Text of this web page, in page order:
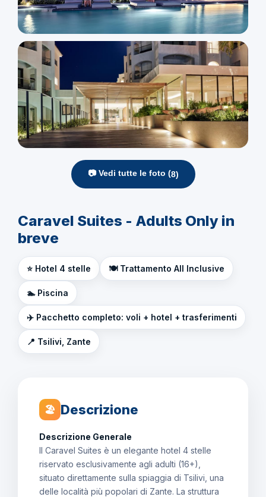
📷 Vedi tutte le foto (8)
Caravel Suites - Adults Only in
breve
⭐ Hotel 4 stelle 🍽️ Trattamento All Inclusive
🏊 Piscina
✈️ Pacchetto completo: voli + hotel + trasferimenti
📍 Tsilivi, Zante
🏖 Descrizione
Descrizione Generale
Il Caravel Suites è un elegante hotel 4 stelle
riservato esclusivamente agli adulti (16+),
situato direttamente sulla spiaggia di Tsilivi, una
delle località più popolari di Zante. La struttura